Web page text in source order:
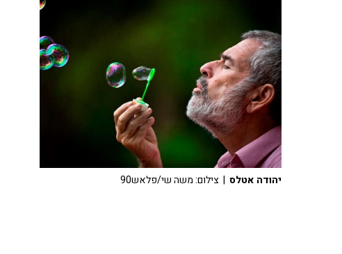
יהודה אטלס | צילום: משה שי/פלאש90